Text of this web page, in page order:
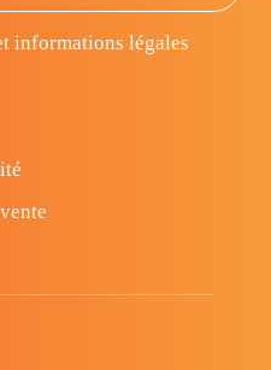
informations légales